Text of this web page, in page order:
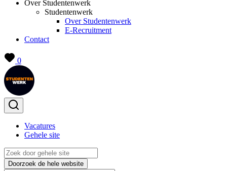
Over Studentenwerk
Studentenwerk
Over Studentenwerk
E-Recruitment
Contact
0
Vacatures
Gehele site